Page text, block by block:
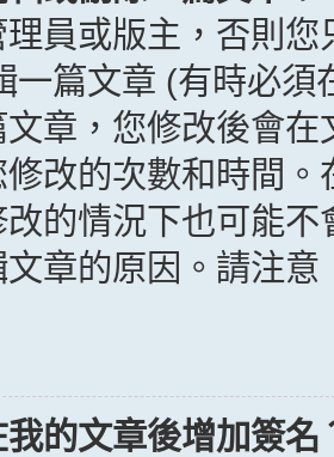
理員或版主，否則
篇文章 (有時必須
文章，您修改後會
改的次數和時間
改的情況下也可能
文章的原因。請注
的文章後增加簽名